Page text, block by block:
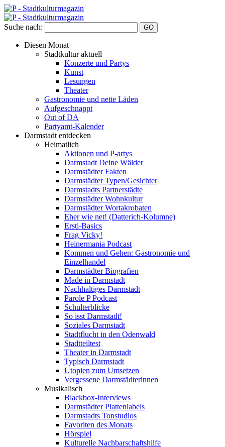
Suche nach:
Diesen Monat
Stadtkultur aktuell
Konzerte und Partys
Kunst
Lesungen
Theater
Gastronomie und nette Läden
Aufgeschnappt
Out of DA
Partyamt-Kalender
Darmstadt entdecken
Heimatlich
Aktionen und P-artys
Darmstadt Deine Wälder
Darmstädter Fakten
Darmstädter Typen/Gesichter
Darmstadts Partnerstädte
Darmstädter Wohnkultur
Darmstädter Wortakrobaten
Eher wie net! (Datterich-Kolumne)
Ersti-Basics
Frag Vicky!
Heinermania Podcast
Kommen und Gehen: Gastronomie und
Einzelhandel
Darmstädter Biografien
Made in Darmstadt
Nachhaltiges Darmstadt
Parole P Podcast
Schulterblicke
So isst Darmstadt!
Soziales Darmstadt
Stadtflucht in den Odenwald
Stadtteiltest
Theater in Darmstadt
Typisch Darmstadt
Utopien zum Umsetzen
Vergessene Darmstädterinnen
Musikalisch
Blackbox-Interviews
Darmstädter Plattenlabels
Darmstadts Tonstudios
Favoriten des Monats
Hörspiel
Kulturelle Nachbarschaftshilfe